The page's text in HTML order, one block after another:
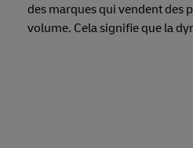
des marques qui vendent des
volume. Cela signifie que la